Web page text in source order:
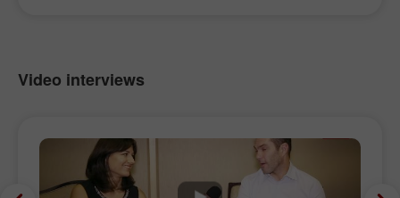
Video interviews